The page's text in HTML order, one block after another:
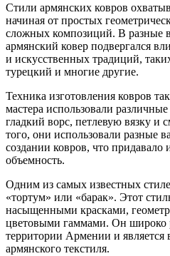
Стили армянских ковров
начиная от простых
сложных композиций. В разные
армянский ковер подвергался
и искусственных традиций,
турецкий и многие другие.
Техника изготовления ковров
мастера использовали
гладкий ворс, петлевую вязку и
того, они использовали разные
создании ковров, что придавало
объемность.
Одним из самых известных
«тортум» или «барак». Этот
насыщенными красками,
цветовыми гаммами. Он широко
территории Армении и является
армянского текстиля.